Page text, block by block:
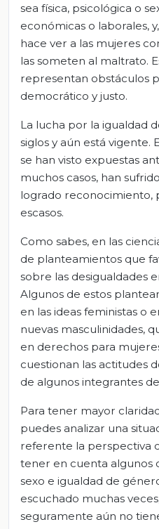
sea física, psicológica o
económicas o laborales,
hace ver a las mujeres
las someten al maltrato.
representan obstáculos
democrático y justo.
La lucha por la igualdad
siglos y aún está vigente.
se han visto expuestas
muchos casos, han
logrado reconocimiento,
escasos.
Como sabes, en las
de planteamientos que
sobre las desigualdades
Algunos de estos
en las ideas feministas o
nuevas masculinidades,
en derechos para
cuestionan las actitudes
de algunos integrantes
Para tener mayor
puedes analizar una
referente la perspectiva
tener en cuenta algunos
sexo e igualdad de
escuchado muchas
seguramente aún no